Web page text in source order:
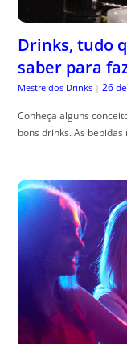
Drinks, tudo
saber para
Mestre dos Drinks | 26
Conheça alguns
bons drinks. As